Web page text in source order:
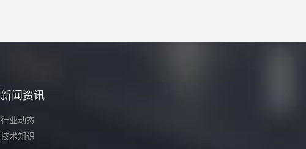
新闻资讯
行业动态
技术知识